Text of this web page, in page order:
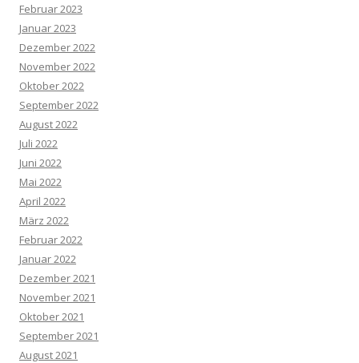
Februar 2023
Januar 2023
Dezember 2022
November 2022
Oktober 2022
September 2022
August 2022
Juli 2022
Juni 2022
Mai 2022
April 2022
März 2022
Februar 2022
Januar 2022
Dezember 2021
November 2021
Oktober 2021
September 2021
August 2021